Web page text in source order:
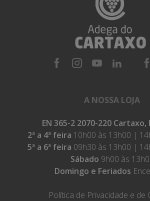
A NOSSA LOJA
EN 365-2 2070-220
2ª a 4ª feira 10h00 às 13h00 |
5ª a 6ª feira 09h30 às 13h00 |
Sábado 9h00 às
Domingo e Feriados
Política de Privacidade e de